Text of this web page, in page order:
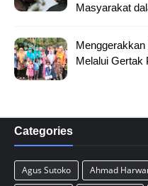
Masyarakat
Melalui Gertak
Categories
Agus Sutoko Ahmad